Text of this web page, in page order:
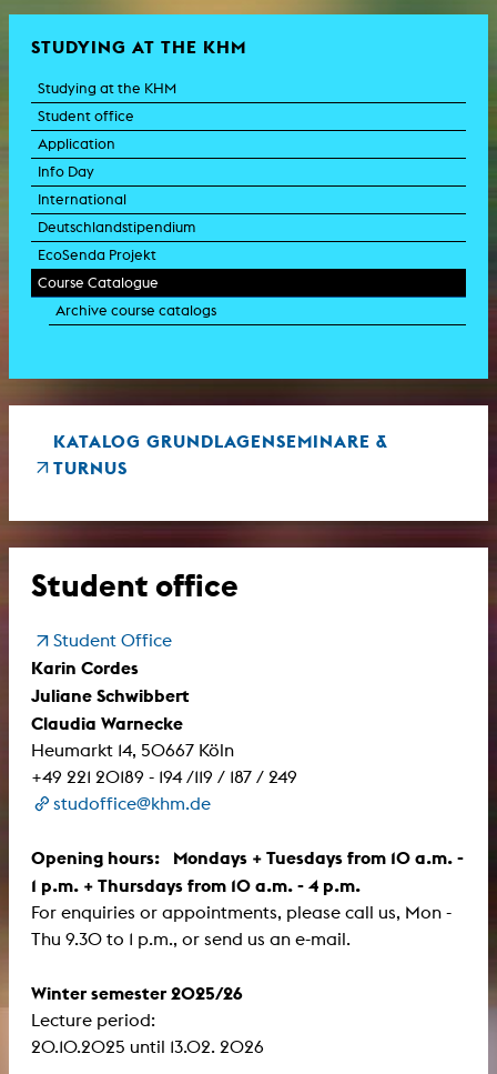
STUDYING AT THE KHM
Studying at the KHM
Student office
Application
Info Day
International
Deutschlandstipendium
EcoSenda Projekt
Course Catalogue
Archive course catalogs
KATALOG GRUNDLAGENSEMINARE &
TURNUS
Student office
Student Office
Karin Cordes
Juliane Schwibbert
Claudia Warnecke
Heumarkt 14, 50667 Köln
+49 221 20189 - 194 /119 / 187 / 249
studoffice@khm.de
Opening hours: Mondays + Tuesdays from 10 a.m. -
1 p.m. + Thursdays from 10 a.m. - 4 p.m.
For enquiries or appointments, please call us, Mon -
Thu 9.30 to 1 p.m., or send us an e-mail.
Winter semester 2025/26
Lecture period:
​​​​​​​20.10.2025 until 13.02. 2026